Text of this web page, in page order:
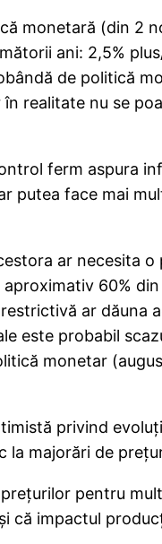
monetară (din 2
ani: 2,5%
de politică
realitate nu se
ferm aspura
putea face mai
ar necesita
60%
ar
este probabil
monetar
privind
la majorări de
pentru
impactul